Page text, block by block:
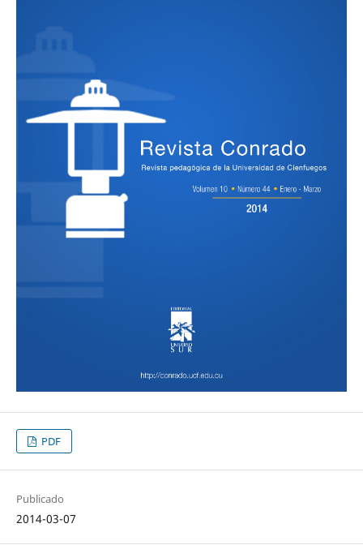
PDF
Publicado
2014-03-07